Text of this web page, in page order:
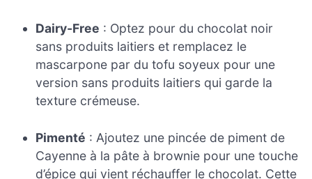
Dairy-Free : Optez pour du chocolat noir
sans produits laitiers et remplacez le
mascarpone par du tofu soyeux pour une
version sans produits laitiers qui garde la
texture crémeuse.
Pimenté : Ajoutez une pincée de piment de
Cayenne à la pâte à brownie pour une touche
d’épice qui vient réchauffer le chocolat. Cette